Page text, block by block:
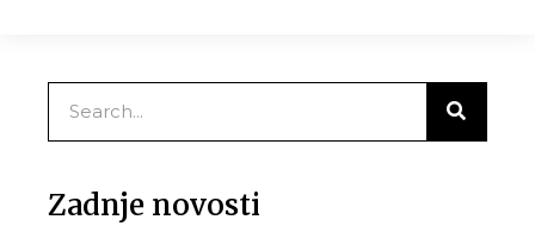
Zadnje novosti